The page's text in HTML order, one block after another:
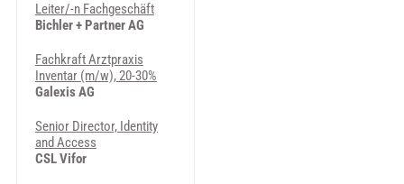
Leiter/-n Fachgeschäft
Bichler + Partner AG
Fachkraft Arztpraxis
Inventar (m/w), 20-30%
Galexis AG
Senior Director, Identity
and Access
CSL Vifor